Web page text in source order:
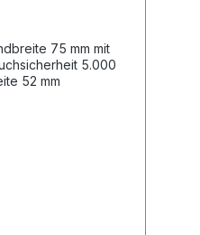
75 mm mit
5.000
52 mm